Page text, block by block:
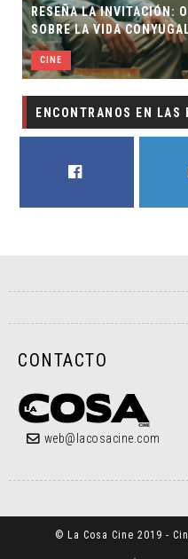
RESEÑA LA INVITACIÓN:
SOBRE LA VIDA
CINE
ENCONTRANOS EN LAS
CONTACTO
web@lacosacine.com
© La Cosa Cine 2019 -